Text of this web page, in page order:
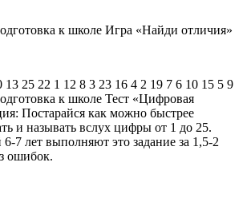
к школе Игра «Найди отличия»
13 25 22 1 12 8 3 23 16 4 2 19 7 6 10 15 5 9
к школе Тест «Цифровая
Постарайся как можно быстрее
и называть вслух цифры от 1 до 25.
7 лет выполняют это задание за 1,5-2
ошибок.